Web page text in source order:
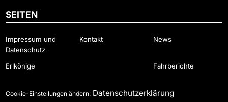
SEITEN
Impressum und
Datenschutz
Kontakt News
Erlkönige Fahrberichte
Cookie-Einstellungen ändern: Datenschutzerklärung